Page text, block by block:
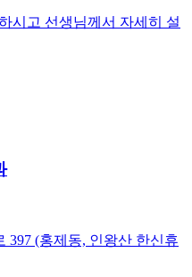
시고 선생님께서 자세히 설
397 (홍제동, 인왕산 한신휴